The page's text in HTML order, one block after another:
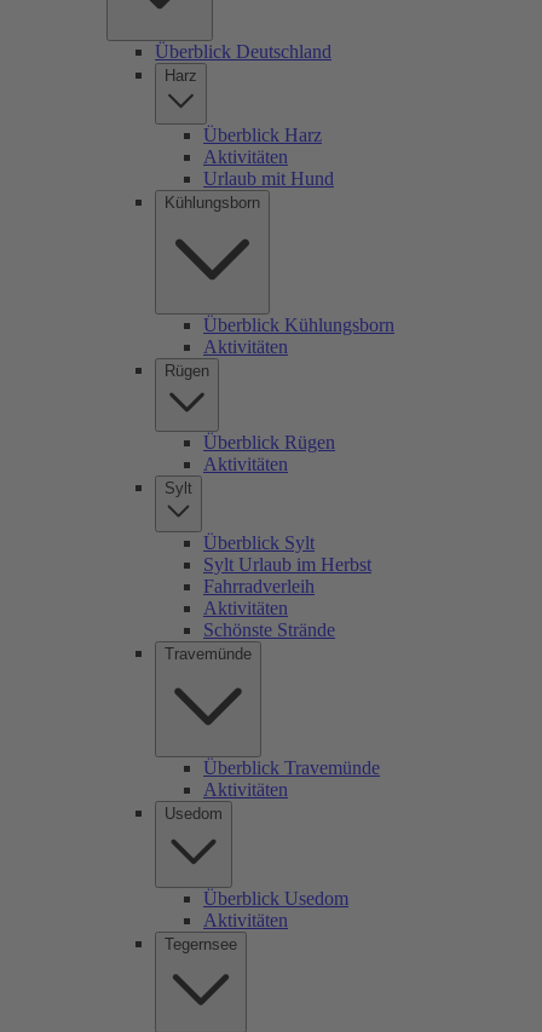
Überblick Deutschland
Harz
Überblick Harz
Aktivitäten
Urlaub mit Hund
Kühlungsborn
Überblick Kühlungsborn
Aktivitäten
Rügen
Überblick Rügen
Aktivitäten
Sylt
Überblick Sylt
Sylt Urlaub im Herbst
Fahrradverleih
Aktivitäten
Schönste Strände
Travemünde
Überblick Travemünde
Aktivitäten
Usedom
Überblick Usedom
Aktivitäten
Tegernsee